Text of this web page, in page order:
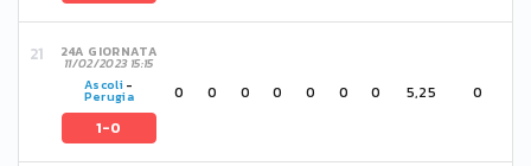
24A GIORNATA
11/02/2023 15:15
Ascoli -
Perugia
1-0
0 0 0 0 0 0 0 5,25 0